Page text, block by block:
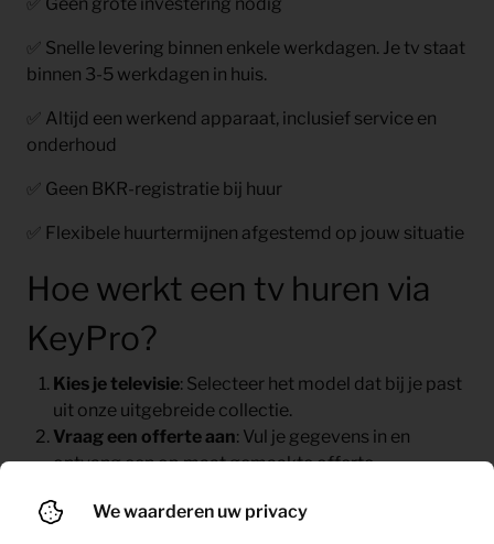
✅ Snelle levering binnen enkele werkdagen. Je tv staat
binnen 3-5 werkdagen in huis.
✅ Altijd een werkend apparaat, inclusief service en
onderhoud
✅ Geen BKR-registratie bij huur
✅ Flexibele huurtermijnen afgestemd op jouw situatie
Hoe werkt een tv huren via
KeyPro?
Kies je televisie: Selecteer het model dat bij je past
uit onze uitgebreide collectie.
Vraag een offerte aan: Vul je gegevens in en
ontvang een op maat gemaakte offerte.
enkele werkdagen (meestal tussen 3-5
We waarderen uw privacy